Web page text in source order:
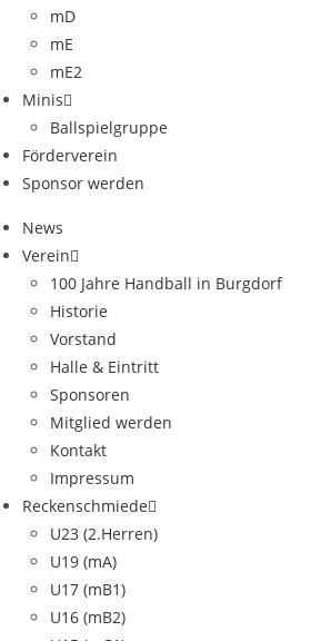
mD
mE
mE2
Minis
Ballspielgruppe
Förderverein
Sponsor werden
News
Verein
100 Jahre Handball in Burgdorf
Historie
Vorstand
Halle & Eintritt
Sponsoren
Mitglied werden
Kontakt
Impressum
Reckenschmiede
U23 (2.Herren)
U19 (mA)
U17 (mB1)
U16 (mB2)